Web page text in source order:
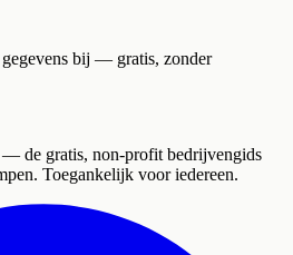
bij — gratis, zonder
— de gratis, non-profit bedrijvengids
Toegankelijk voor iedereen.